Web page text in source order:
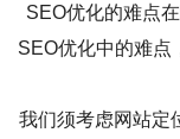
SEO优化的难点
SEO优化中的难点
我们须考虑网站定